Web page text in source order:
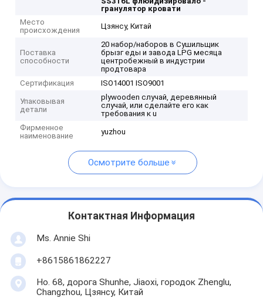
гранулятор кровати
Место
происхождения
Цзянсу, Китай
Поставка
способности
20 набор/наборов в Сушильщик
брызг еды и завода LPG месяца
центробежный в индустрии
продтовара
Сертификация
ISO14001 ISO9001
Упаковывая
детали
plywooden случай, деревянный
случай, или сделайте его как
требования к u
Фирменное
наименование
yuzhou
Осмотрите больше
Контактная Информация
Ms. Annie Shi
+8615861862227
Но. 68, дорога Shunhe, Jiaoxi, городок Zhenglu,
Changzhou, Цзянсу, Китай